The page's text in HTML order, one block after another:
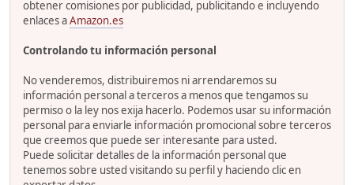
obtener comisiones por publicidad, publicitando e incluyendo
enlaces aAmazon.es
Controlando tu información personal
No venderemos, distribuiremos ni arrendaremos su
información personal a terceros a menos que tengamos su
permiso o la ley nos exija hacerlo. Podemos usar su información
personal para enviarle información promocional sobre terceros
que creemos que puede ser interesante para usted.
Puede solicitar detalles de la información personal que
tenemos sobre usted visitando su perfil y haciendo clic en